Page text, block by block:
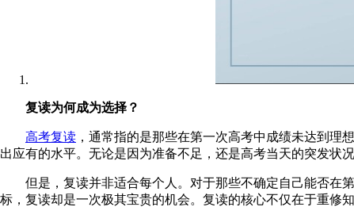
复读为何成为选择？
高考复读 ，通常指的是那些在第一次高考中成绩未达到
出应有的水平。无论是因为准备不足，还是高考当天的突发状
但是，复读并非适合每个人。对于那些不确定自己能否在第
标，复读却是一次极其宝贵的机会。复读的核心不仅在于重修